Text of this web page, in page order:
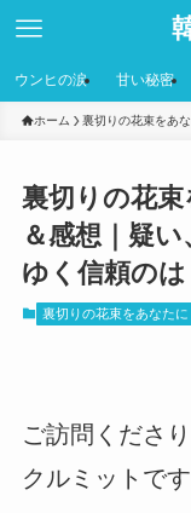
ウンヒの涙 甘い秘密
ホーム 裏切りの花束をあ
裏切りの花
＆感想｜疑
ゆく信頼のは
裏切りの花束をあなたに
ご訪問くださ
クルミットで